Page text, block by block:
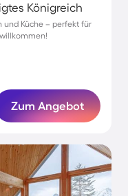
Königreich
und Küche – perfekt für
Zum Angebot